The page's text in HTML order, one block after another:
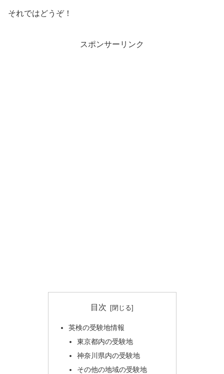
それではどうぞ！
スポンサーリンク
目次
英検の受験地情報
東京都内の受験地
神奈川県内の受験地
その他の地域の受験地